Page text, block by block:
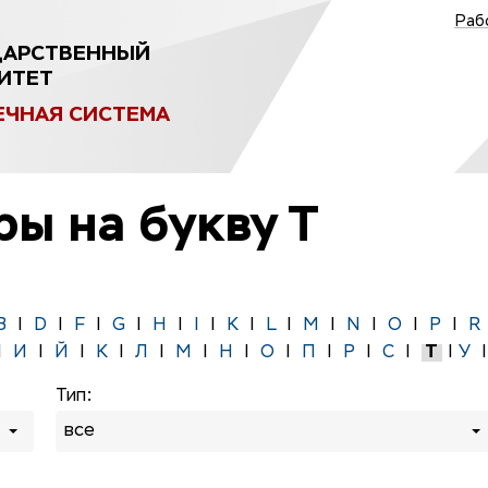
СИСТЕМА
на букву Т
D F| G| H K| L| M N O P R
И Й К| Л М Н О Р С| Т У
Тип:
все